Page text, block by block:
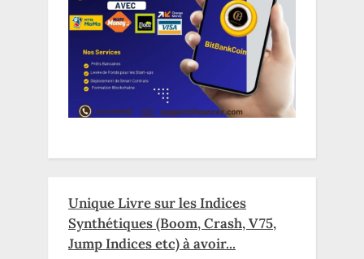
Unique Livre sur les Indices
Synthétiques (Boom, Crash, V75,
Jump Indices etc) à avoir...